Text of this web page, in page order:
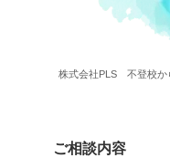
株式会社PLS 不登校か
ご相談内容